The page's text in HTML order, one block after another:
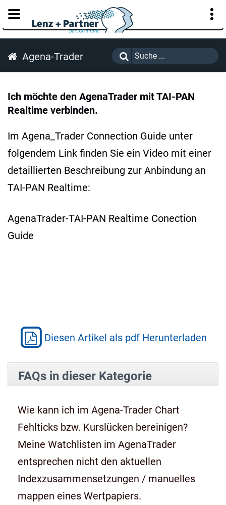
KUNDENPORTAL
Agena-Trader
Ich möchte den AgenaTrader mit TAI-PAN
Realtime verbinden.
Im Agena_Trader Connection Guide unter
folgendem Link finden Sie ein Video mit einer
detaillierten Beschreibung zur Anbindung an
TAI-PAN Realtime:
AgenaTrader-TAI-PAN Realtime Conection
Guide
Diesen Artikel als pdf Herunterladen
FAQs in dieser Kategorie
Wie kann ich im Agena-Trader Chart
Fehlticks bzw. Kurslücken bereinigen?
Meine Watchlisten im AgenaTrader
entsprechen nicht den aktuellen
Indexzusammensetzungen / manuelles
mappen eines Wertpapiers.